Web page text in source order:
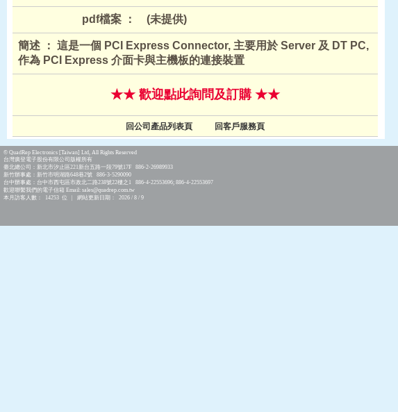
pdf檔案 ： (未提供)
簡述 ： 這是一個 PCI Express Connector, 主要用於 Server 及 DT PC,
作為 PCI Express 介面卡與主機板的連接裝置
★★ 歡迎點此詢問及訂購 ★★
回公司產品列表頁 回客戶服務頁
© QuadRep Electronics [Taiwan] Ltd, All Rights Reserved
台灣廣登電子股份有限公司版權所有
臺北總公司：新北市汐止區221新台五路一段79號17F 886-2-26989933
新竹辦事處：新竹市明湖路648巷2號 886-3-5290090
台中辦事處：台中市西屯區市政北二路238號22樓之1 886-4-22553696; 886-4-22553697
歡迎聯繫我們的電子信箱 Email: sales@quadrep.com.tw
本月訪客人數： 14253 位 | 網站更新日期： 2026 / 8 / 9